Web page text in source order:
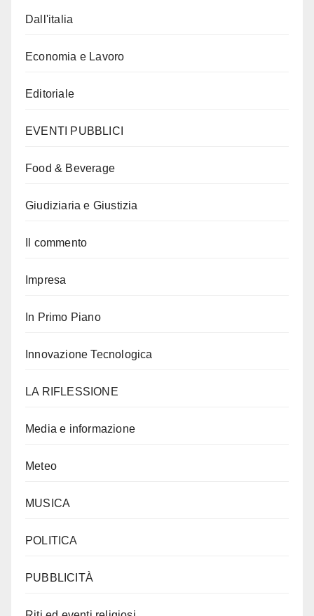
Dall'italia
Economia e Lavoro
Editoriale
EVENTI PUBBLICI
Food & Beverage
Giudiziaria e Giustizia
Il commento
Impresa
In Primo Piano
Innovazione Tecnologica
LA RIFLESSIONE
Media e informazione
Meteo
MUSICA
POLITICA
PUBBLICITÀ